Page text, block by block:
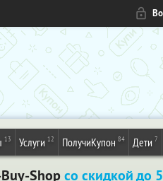
13 Услуги 12 ПолучиКупон 84 Дети 7
Shopсо скидкой до